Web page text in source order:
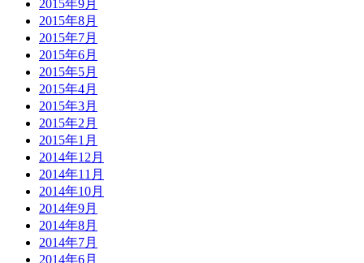
2015年9月
2015年8月
2015年7月
2015年6月
2015年5月
2015年4月
2015年3月
2015年2月
2015年1月
2014年12月
2014年11月
2014年10月
2014年9月
2014年8月
2014年7月
2014年6月